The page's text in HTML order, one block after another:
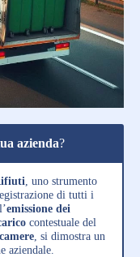
azienda?
, uno strumento
di tutti i
emissione dei
contestuale del
, si dimostra un
aziendale.